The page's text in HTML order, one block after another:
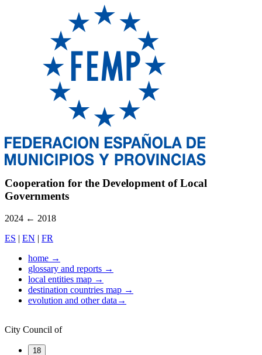
Cooperation for the Development of Local
Governments
2024 ← 2018
ES | EN | FR
home →
glossary and reports →
local entities map →
destination countries map →
evolution and other data→
City Council of
18